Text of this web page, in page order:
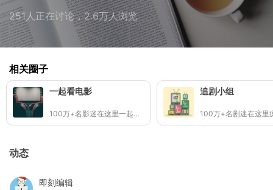
251人正在讨论，2.6万人浏览
相关圈子
一起看电影
100万+名影迷在这里一起看电影
追剧小组
动态
即刻编辑